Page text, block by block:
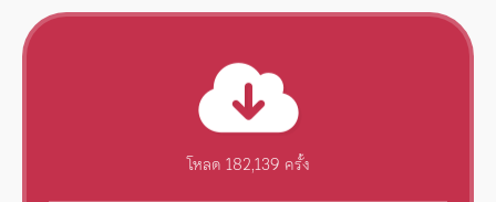
โหลด 182,139 ครั้ง